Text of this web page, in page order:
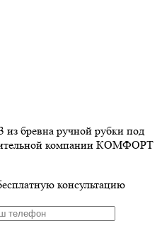
из бревна ручной рубки под
компании КОМФОРТ
консультацию